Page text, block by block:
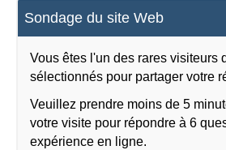
Sondage du site Web
Vous êtes l'un des rares visiteurs
sélectionnés pour partager votre
Veuillez prendre moins de 5
votre visite pour répondre à 6
expérience en ligne.